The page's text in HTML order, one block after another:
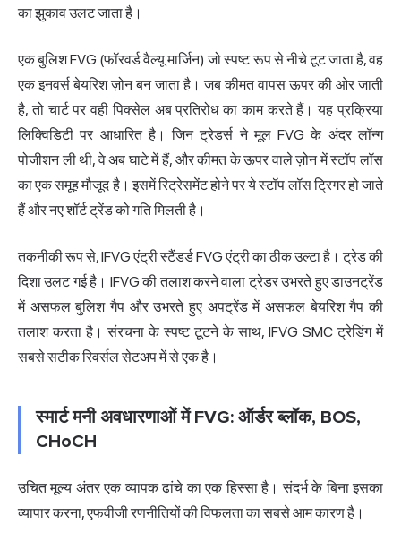
का झुकाव उलट जाता है।
एक बुलिश FVG (फॉरवर्ड वैल्यू मार्जिन) जो स्पष्ट रूप से नीचे टूट जाता है, वह
एक इनवर्स बेयरिश ज़ोन बन जाता है। जब कीमत वापस ऊपर की ओर जाती
है, तो चार्ट पर वही पिक्सेल अब प्रतिरोध का काम करते हैं। यह प्रक्रिया
लिक्विडिटी पर आधारित है। जिन ट्रेडर्स ने मूल FVG के अंदर लॉन्ग
पोजीशन ली थी, वे अब घाटे में हैं, और कीमत के ऊपर वाले ज़ोन में स्टॉप लॉस
का एक समूह मौजूद है। इसमें रिट्रेसमेंट होने पर ये स्टॉप लॉस ट्रिगर हो जाते
हैं और नए शॉर्ट ट्रेंड को गति मिलती है।
तकनीकी रूप से, IFVG एंट्री स्टैंडर्ड FVG एंट्री का ठीक उल्टा है। ट्रेड की
दिशा उलट गई है। IFVG की तलाश करने वाला ट्रेडर उभरते हुए डाउनट्रेंड
में असफल बुलिश गैप और उभरते हुए अपट्रेंड में असफल बेयरिश गैप की
तलाश करता है। संरचना के स्पष्ट टूटने के साथ, IFVG SMC ट्रेडिंग में
सबसे सटीक रिवर्सल सेटअप में से एक है।
स्मार्ट मनी अवधारणाओं में FVG: ऑर्डर ब्लॉक, BOS,
CHoCH
उचित मूल्य अंतर एक व्यापक ढांचे का एक हिस्सा है। संदर्भ के बिना इसका
व्यापार करना, एफवीजी रणनीतियों की विफलता का सबसे आम कारण है।